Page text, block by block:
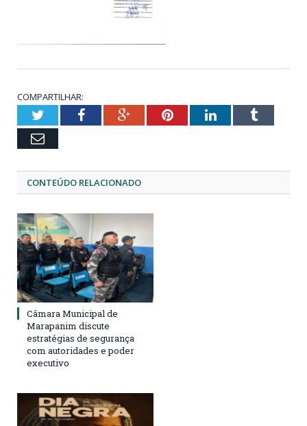
COMPARTILHAR:
TwitterFacebookGoogle+PinterestLinkedInTumblr
Email
CONTEÚDO RELACIONADO
Câmara Municipal de
Marapanim discute
estratégias de segurança
com autoridades e poder
executivo